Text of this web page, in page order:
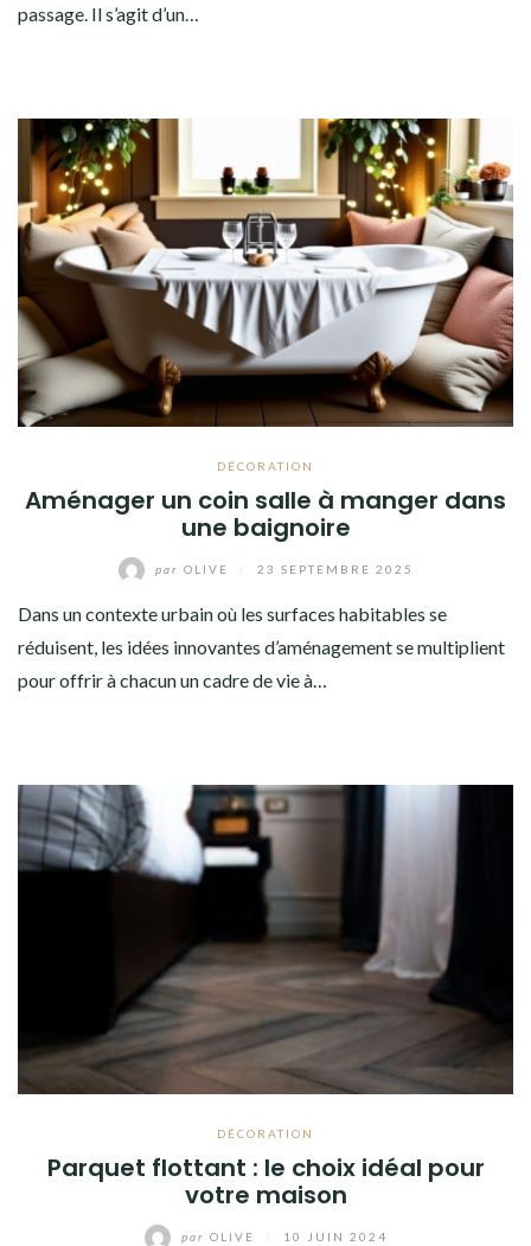
passage. Il s’agit d’un…
DÉCORATION
Aménager un coin salle à manger dans
une baignoire
par OLIVE 23 SEPTEMBRE 2025
Dans un contexte urbain où les surfaces habitables se
réduisent, les idées innovantes d’aménagement se multiplient
pour offrir à chacun un cadre de vie à…
DÉCORATION
Parquet flottant : le choix idéal pour
votre maison
par OLIVE 10 JUIN 2024